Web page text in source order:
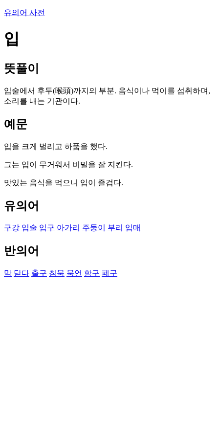
유의어 사전
입
뜻풀이
입술에서 후두(喉頭)까지의 부분. 음식이나 먹이를 섭취하며,
소리를 내는 기관이다.
예문
입을 크게 벌리고 하품을 했다.
그는 입이 무거워서 비밀을 잘 지킨다.
맛있는 음식을 먹으니 입이 즐겁다.
유의어
구강 입술 입구 아가리 주둥이 부리 입매
반의어
막 닫다 출구 침묵 묵언 함구 폐구